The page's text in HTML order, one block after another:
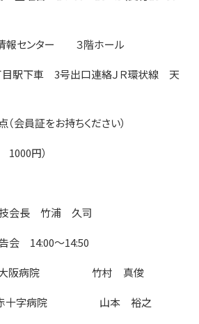
情報センター ３階ホール
会員証をお持ちください）
1000円）
技会長 竹浦 久司
告会 14:00～14:50
大阪病院 竹村 真俊
赤十字病院 山本 裕之